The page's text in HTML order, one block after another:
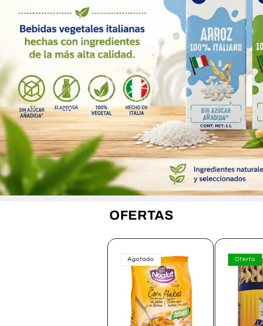
OFERTAS
Agotado Oferta